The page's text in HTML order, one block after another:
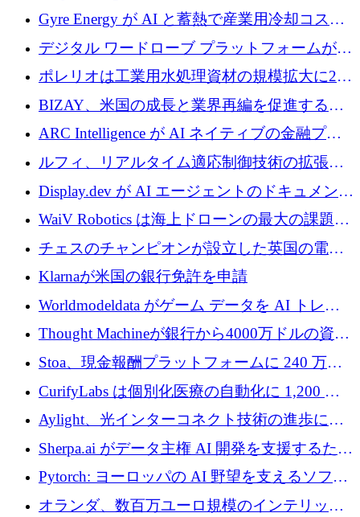
100 万ポンドを確保
Gyre Energy が AI と蓄熱で産業用冷却コスト
を削減するために 130 万ドルを調達
デジタル ワードローブ プラットフォームが
1,000 万人のユーザーに到達し、Whering が
700 万ドルを獲得
ポレリオは工業用水処理資材の規模拡大に240
万ユーロを確保
BIZAY、米国の成長と業界再編を促進するた
めに5,500万ドルを確保
ARC Intelligence が AI ネイティブの金融プラ
ットフォームを拡大するために 400 万ユーロ
ルフィ、リアルタイム適応制御技術の拡張に
810万ポンドを確保
Display.dev が AI エージェントのドキュメント
コラボレーションを強化するために 47 万ユー
WaiV Robotics は海上ドローンの最大の課題の
1 つをどのように解決しているか
チェスのチャンピオンが設立した英国の電池
材料スタートアップ TaiSan が 465 万ポンドを
Klarnaが米国の銀行免許を申請
Worldmodeldata がゲーム データを AI トレー
ニングに変えるために 700 万ポンドを獲得
Thought Machineが銀行から4000万ドルの資金
調達、年間収益1億ドルを突破
Stoa、現金報酬プラットフォームに 240 万ド
ルを確保
CurifyLabs は個別化医療の自動化に 1,200 万
ユーロを寄付
Aylight、光インターコネクト技術の進歩に向
けて450万ユーロのプレシードラウンドを終了
Sherpa.ai がデータ主権 AI 開発を支援するため
に 1,800 万ドルを調達
Pytorch: ヨーロッパの AI 野望を支えるソフト
ウェア層
オランダ、数百万ユーロ規模のインテリック